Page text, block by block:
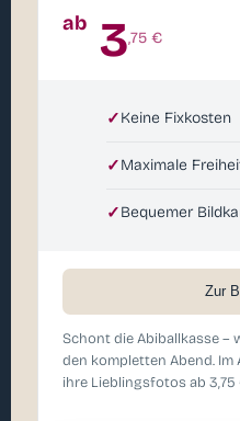
ab 3,75 €
✓Keine Fixkosten
✓Maximale
✓Bequemer
Zur
Schont die Abiballkasse
den kompletten Abend. Im
ihre Lieblingsfotos ab